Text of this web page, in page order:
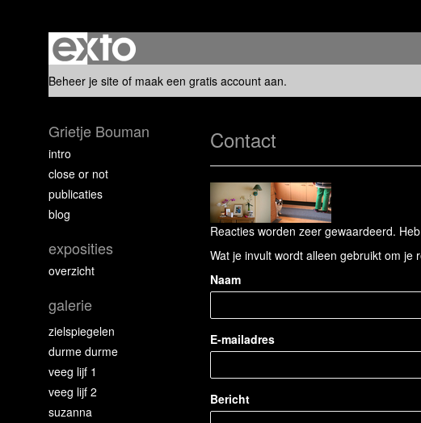
Beheer je site of maak een gratis account aan.
Contact
Reacties worden zeer gewaardeerd.
Wat je invult wordt alleen gebruikt om je
Naam
E-mailadres
Bericht
Grietje Bouman
intro
close or not
publicaties
blog
exposities
overzicht
galerie
zielspiegelen
durme durme
veeg lijf 1
veeg lijf 2
suzanna